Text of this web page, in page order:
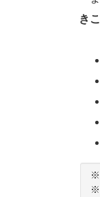
き
※
※